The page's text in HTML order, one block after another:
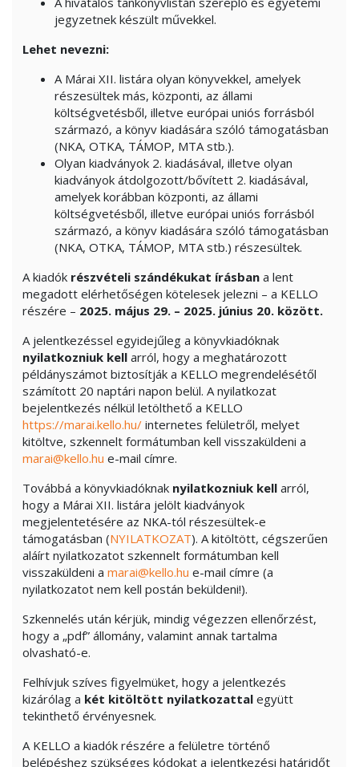
jegyzetnek készült művekkel.
Lehet nevezni:
A Márai XII. listára olyan könyvekkel, amelyek
részesültek más, központi, az állami
költségvetésből, illetve európai uniós forrásból
származó, a könyv kiadására szóló támogatásban
(NKA, OTKA, TÁMOP, MTA stb.).
Olyan kiadványok 2. kiadásával, illetve olyan
kiadványok átdolgozott/bővített 2. kiadásával,
amelyek korábban központi, az állami
költségvetésből, illetve európai uniós forrásból
származó, a könyv kiadására szóló támogatásban
(NKA, OTKA, TÁMOP, MTA stb.) részesültek.
A kiadók részvételi szándékukat írásban a lent
megadott elérhetőségen kötelesek jelezni – a KELLO
részére – 2025. május 29. – 2025. június 20. között.
A jelentkezéssel egyidejűleg a könyvkiadóknak
nyilatkozniuk kell arról, hogy a meghatározott
példányszámot biztosítják a KELLO megrendelésétől
számított 20 naptári napon belül. A nyilatkozat
bejelentkezés nélkül letölthető a KELLO
https://marai.kello.hu/ internetes felületről, melyet
kitöltve, szkennelt formátumban kell visszaküldeni a
marai@kello.hu e-mail címre.
Továbbá a könyvkiadóknak nyilatkozniuk kell arról,
hogy a Márai XII. listára jelölt kiadványok
megjelentetésére az NKA-tól részesültek-e
támogatásban (NYILATKOZAT). A kitöltött, cégszerűen
aláírt nyilatkozatot szkennelt formátumban kell
visszaküldeni a marai@kello.hu e-mail címre (a
nyilatkozatot nem kell postán beküldeni!).
Szkennelés után kérjük, mindig végezzen ellenőrzést,
hogy a „pdf” állomány, valamint annak tartalma
olvasható-e.
Felhívjuk szíves figyelmüket, hogy a jelentkezés
kizárólag a két kitöltött nyilatkozattal együtt
tekinthető érvényesnek.
A KELLO a kiadók részére a felületre történő
belépéshez szükséges kódokat a jelentkezési határidőt